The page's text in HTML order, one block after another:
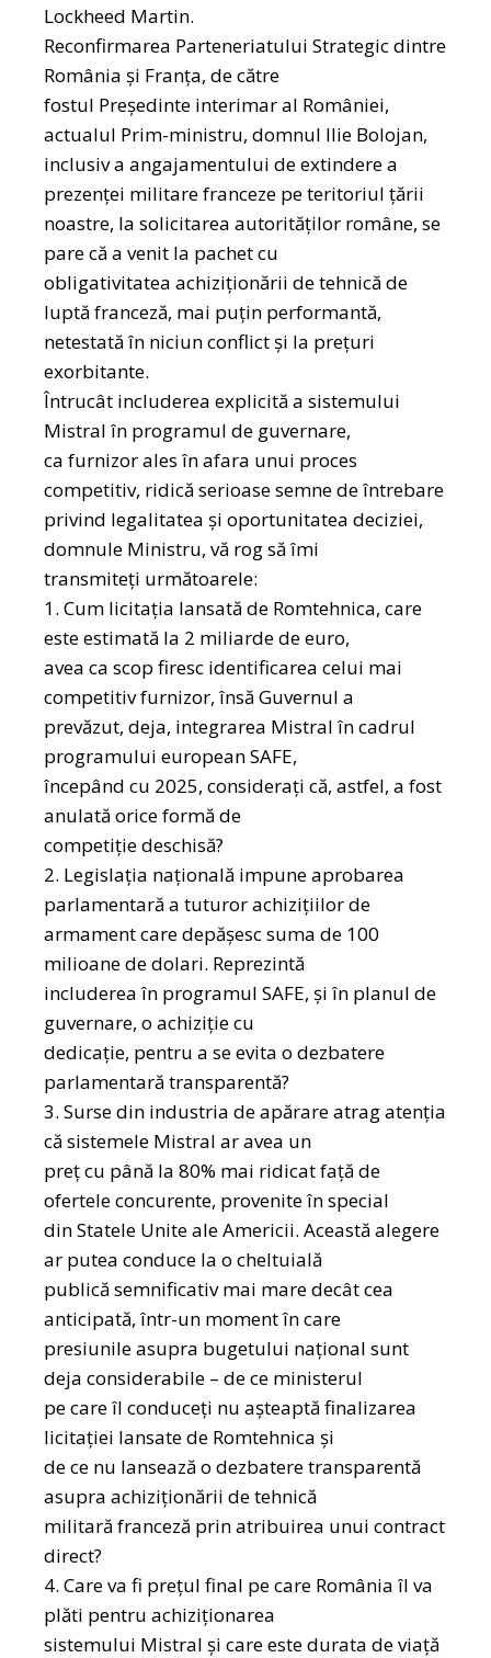
Lockheed Martin.
Reconfirmarea Parteneriatului Strategic dintre
România și Franța, de către
fostul Președinte interimar al României,
actualul Prim-ministru, domnul Ilie Bolojan,
inclusiv a angajamentului de extindere a
prezenței militare franceze pe teritoriul țării
noastre, la solicitarea autorităților române, se
pare că a venit la pachet cu
obligativitatea achiziționării de tehnică de
luptă franceză, mai puțin performantă,
netestată în niciun conflict și la prețuri
exorbitante.
Întrucât includerea explicită a sistemului
Mistral în programul de guvernare,
ca furnizor ales în afara unui proces
competitiv, ridică serioase semne de întrebare
privind legalitatea și oportunitatea deciziei,
domnule Ministru, vă rog să îmi
transmiteți următoarele:
1. Cum licitația lansată de Romtehnica, care
este estimată la 2 miliarde de euro,
avea ca scop firesc identificarea celui mai
competitiv furnizor, însă Guvernul a
prevăzut, deja, integrarea Mistral în cadrul
programului european SAFE,
începând cu 2025, considerați că, astfel, a fost
anulată orice formă de
competiție deschisă?
2. Legislația națională impune aprobarea
parlamentară a tuturor achizițiilor de
armament care depășesc suma de 100
milioane de dolari. Reprezintă
includerea în programul SAFE, și în planul de
guvernare, o achiziție cu
dedicație, pentru a se evita o dezbatere
parlamentară transparentă?
3. Surse din industria de apărare atrag atenția
că sistemele Mistral ar avea un
preț cu până la 80% mai ridicat față de
ofertele concurente, provenite în special
din Statele Unite ale Americii. Această alegere
ar putea conduce la o cheltuială
publică semnificativ mai mare decât cea
anticipată, într-un moment în care
presiunile asupra bugetului național sunt
deja considerabile – de ce ministerul
pe care îl conduceți nu așteaptă finalizarea
licitației lansate de Romtehnica și
de ce nu lansează o dezbatere transparentă
asupra achiziționării de tehnică
militară franceză prin atribuirea unui contract
direct?
4. Care va fi prețul final pe care România îl va
plăti pentru achiziționarea
sistemului Mistral și care este durata de viață